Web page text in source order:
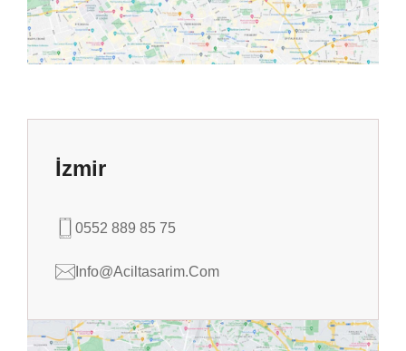
İzmir
0552 889 85 75
Info@aciltasarim.com